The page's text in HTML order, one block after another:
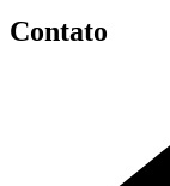
Contato